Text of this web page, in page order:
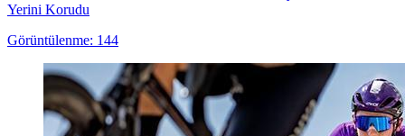
Yerini Korudu
Görüntülenme: 144